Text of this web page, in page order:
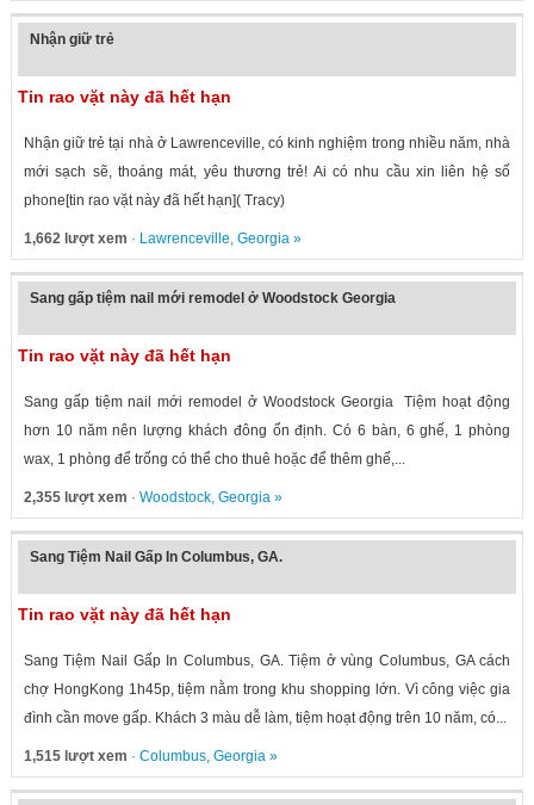
Nhận giữ trẻ
Tin rao vặt này đã hết hạn
Nhận giữ trẻ tại nhà ở Lawrenceville, có kinh nghiệm trong nhiều năm, nhà
mới sạch sẽ, thoáng mát, yêu thương trẻ! Ai có nhu cầu xin liên hệ số
phone[tin rao vặt này đã hết hạn]( Tracy)
1,662 lượt xem · Lawrenceville, Georgia»
Sang gấp tiệm nail mới remodel ở Woodstock Georgia
Tin rao vặt này đã hết hạn
Sang gấp tiệm nail mới remodel ở Woodstock Georgia Tiệm hoạt động
hơn 10 năm nên lượng khách đông ổn định. Có 6 bàn, 6 ghế, 1 phòng
wax, 1 phòng để trống có thể cho thuê hoặc để thêm ghế,...
2,355 lượt xem · Woodstock, Georgia»
Sang Tiệm Nail Gấp In Columbus, GA.
Tin rao vặt này đã hết hạn
Sang Tiệm Nail Gấp In Columbus, GA. Tiệm ở vùng Columbus, GA cách
chợ HongKong 1h45p, tiệm nằm trong khu shopping lớn. Vì công việc gia
đình cần move gấp. Khách 3 màu dễ làm, tiệm hoạt động trên 10 năm, có...
1,515 lượt xem · Columbus, Georgia»